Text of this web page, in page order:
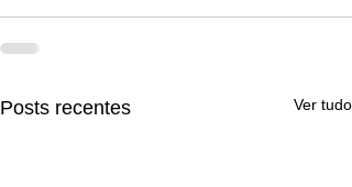
Posts recentes Ver tudo